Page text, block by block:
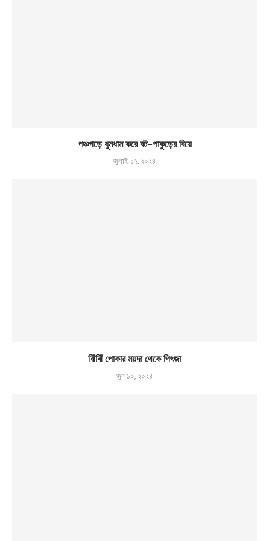
পঞ্চগড়ে ধুমধাম করে বট-পাকুড়ের বিয়ে
জুলাই ১২, ২০২৪
ঝিঁঝিঁ পোকার ময়দা থেকে পিৎজা
জুন ১০, ২০২৪